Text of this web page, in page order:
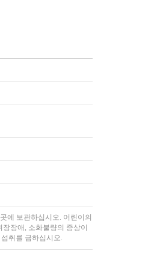
에 보관하십시오. 어린이의
장애, 소화불량의 증상이
취를 금하십시오.